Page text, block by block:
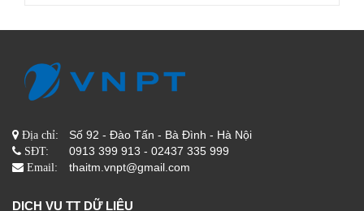
Địa chỉ: Số 92 - Đào Tấn - Bà Đình - Hà Nội
SĐT: 0913 399 913 - 02437 335 999
Email: thaitm.vnpt@gmail.com
DỊCH VỤ TT DỮ LIỆU